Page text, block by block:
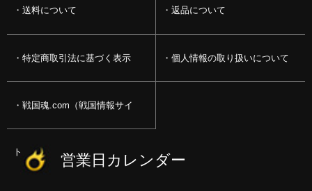
送料について 返品について
特定商取引法に基づく表示 個人情報の取り扱いについて
戦国魂.com（戦国情報サイ
ト） 営業日カレンダー